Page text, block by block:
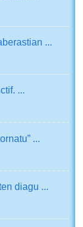
...
...
...
diagu ...